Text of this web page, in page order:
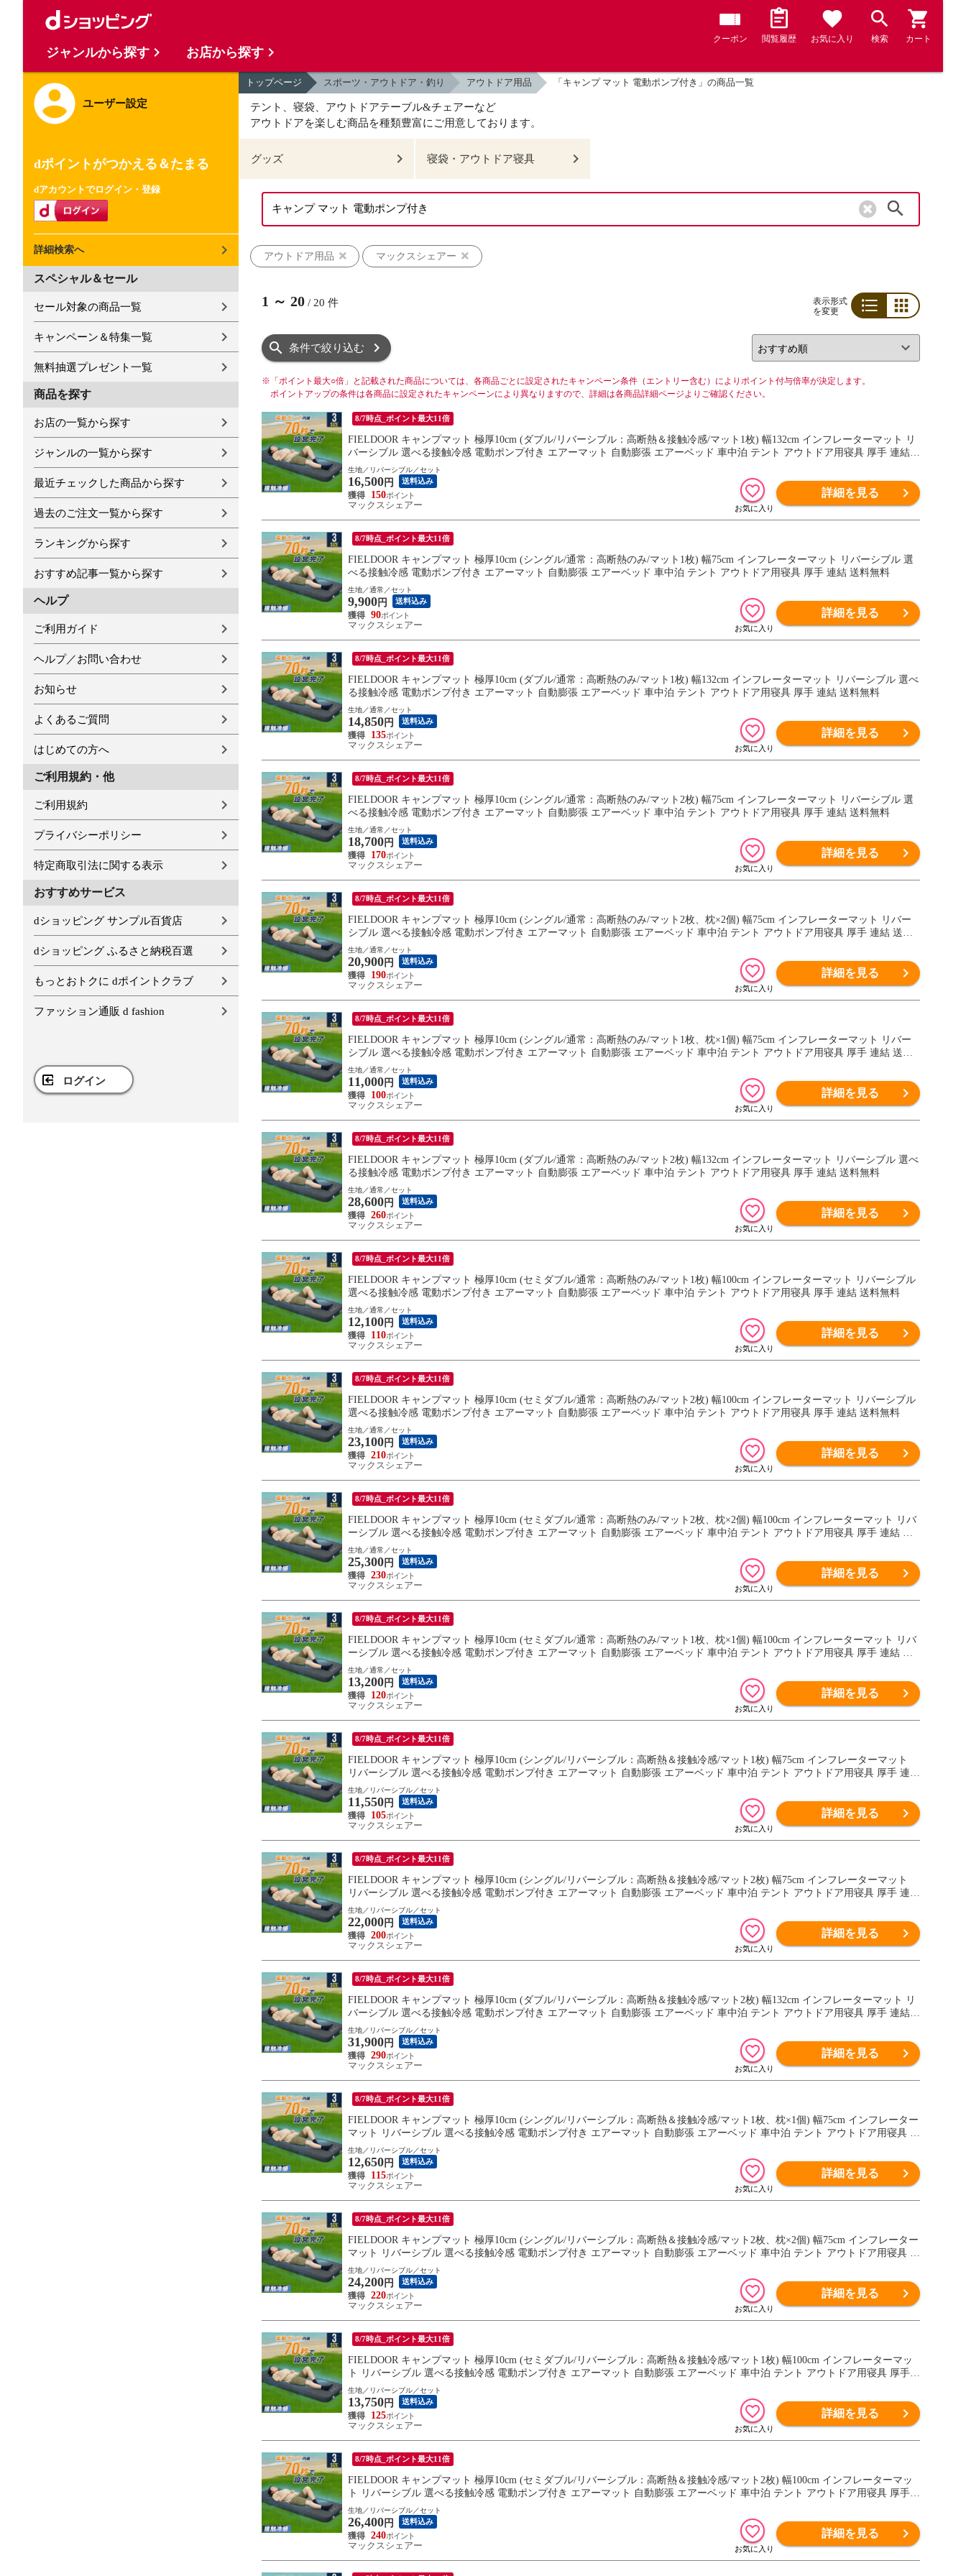
クーポン 閲覧履歴 お気に入り 検索 カート
ユーザー設定
dポイントがつかえる＆たまる
dアカウントでログイン・登録
詳細検索へ
スペシャル＆セール
セール対象の商品一覧
キャンペーン＆特集一覧
無料抽選プレゼント一覧
商品を探す
お店の一覧から探す
ジャンルの一覧から探す
最近チェックした商品から探す
過去のご注文一覧から探す
ランキングから探す
おすすめ記事一覧から探す
ヘルプ
ご利用ガイド
ヘルプ／お問い合わせ
お知らせ
よくあるご質問
はじめての方へ
ご利用規約・他
ご利用規約
プライバシーポリシー
特定商取引法に関する表示
おすすめサービス
dショッピング サンプル百貨店
dショッピング ふるさと納税百選
もっとおトクに dポイントクラブ
ファッション通販 d fashion
ログイン
トップページ スポーツ・アウトドア・釣り アウトドア用品 「キャンプ マット 電動ポンプ付き」の商品一覧
テント、寝袋、アウトドアテーブル&チェアーなど
アウトドアを楽しむ商品を種類豊富にご用意しております。
グッズ 寝袋・アウトドア寝具
アウトドア用品 マックスシェアー
1 ～ 20 / 20 件
表示形式
を変更
条件で絞り込む
※ 「ポイント最大○倍」と記載された商品については、各商品ごとに設定されたキャンペーン条件（エントリー含む）によりポイント付与倍率が決定します。
ポイントアップの条件は各商品に設定されたキャンペーンにより異なりますので、詳細は各商品詳細ページよりご確認ください。
8/7時点_ポイント最大11倍
FIELDOOR キャンプマット 極厚10cm (ダブル/リバーシブル：高断熱＆接触冷感/マット1枚) 幅132cm インフレーターマット リ
バーシブル 選べる接触冷感 電動ポンプ付き エアーマット 自動膨張 エアーベッド 車中泊 テント アウトドア用寝具 厚手 連結
送料無料
生地／リバーシブル／セット
16,500 円 送料込み
150
マックスシェアー
詳細を見る
8/7時点_ポイント最大11倍
FIELDOOR キャンプマット 極厚10cm (シングル/通常：高断熱のみ/マット1枚) 幅75cm インフレーターマット リバーシブル 選
べる接触冷感 電動ポンプ付き エアーマット 自動膨張 エアーベッド 車中泊 テント アウトドア用寝具 厚手 連結 送料無料
生地／通常／セット
9,900 円 送料込み
90
マックスシェアー
詳細を見る
8/7時点_ポイント最大11倍
FIELDOOR キャンプマット 極厚10cm (ダブル/通常：高断熱のみ/マット1枚) 幅132cm インフレーターマット リバーシブル 選べ
る接触冷感 電動ポンプ付き エアーマット 自動膨張 エアーベッド 車中泊 テント アウトドア用寝具 厚手 連結 送料無料
生地／通常／セット
14,850 円 送料込み
135
マックスシェアー
詳細を見る
8/7時点_ポイント最大11倍
FIELDOOR キャンプマット 極厚10cm (シングル/通常：高断熱のみ/マット2枚) 幅75cm インフレーターマット リバーシブル 選
べる接触冷感 電動ポンプ付き エアーマット 自動膨張 エアーベッド 車中泊 テント アウトドア用寝具 厚手 連結 送料無料
生地／通常／セット
18,700 円 送料込み
170
マックスシェアー
詳細を見る
8/7時点_ポイント最大11倍
FIELDOOR キャンプマット 極厚10cm (シングル/通常：高断熱のみ/マット2枚、枕×2個) 幅75cm インフレーターマット リバー
シブル 選べる接触冷感 電動ポンプ付き エアーマット 自動膨張 エアーベッド 車中泊 テント アウトドア用寝具 厚手 連結 送料
無料
生地／通常／セット
20,900 円 送料込み
190
マックスシェアー
詳細を見る
8/7時点_ポイント最大11倍
FIELDOOR キャンプマット 極厚10cm (シングル/通常：高断熱のみ/マット1枚、枕×1個) 幅75cm インフレーターマット リバー
シブル 選べる接触冷感 電動ポンプ付き エアーマット 自動膨張 エアーベッド 車中泊 テント アウトドア用寝具 厚手 連結 送料
無料
生地／通常／セット
11,000 円 送料込み
100
マックスシェアー
詳細を見る
8/7時点_ポイント最大11倍
FIELDOOR キャンプマット 極厚10cm (ダブル/通常：高断熱のみ/マット2枚) 幅132cm インフレーターマット リバーシブル 選べ
る接触冷感 電動ポンプ付き エアーマット 自動膨張 エアーベッド 車中泊 テント アウトドア用寝具 厚手 連結 送料無料
生地／通常／セット
28,600 円 送料込み
260
マックスシェアー
詳細を見る
8/7時点_ポイント最大11倍
FIELDOOR キャンプマット 極厚10cm (セミダブル/通常：高断熱のみ/マット1枚) 幅100cm インフレーターマット リバーシブル
選べる接触冷感 電動ポンプ付き エアーマット 自動膨張 エアーベッド 車中泊 テント アウトドア用寝具 厚手 連結 送料無料
生地／通常／セット
12,100 円 送料込み
110
マックスシェアー
詳細を見る
8/7時点_ポイント最大11倍
FIELDOOR キャンプマット 極厚10cm (セミダブル/通常：高断熱のみ/マット2枚) 幅100cm インフレーターマット リバーシブル
選べる接触冷感 電動ポンプ付き エアーマット 自動膨張 エアーベッド 車中泊 テント アウトドア用寝具 厚手 連結 送料無料
生地／通常／セット
23,100 円 送料込み
210
マックスシェアー
詳細を見る
8/7時点_ポイント最大11倍
FIELDOOR キャンプマット 極厚10cm (セミダブル/通常：高断熱のみ/マット2枚、枕×2個) 幅100cm インフレーターマット リバ
ーシブル 選べる接触冷感 電動ポンプ付き エアーマット 自動膨張 エアーベッド 車中泊 テント アウトドア用寝具 厚手 連結 送
料無料
生地／通常／セット
25,300 円 送料込み
230
マックスシェアー
詳細を見る
8/7時点_ポイント最大11倍
FIELDOOR キャンプマット 極厚10cm (セミダブル/通常：高断熱のみ/マット1枚、枕×1個) 幅100cm インフレーターマット リバ
ーシブル 選べる接触冷感 電動ポンプ付き エアーマット 自動膨張 エアーベッド 車中泊 テント アウトドア用寝具 厚手 連結 送
料無料
生地／通常／セット
13,200 円 送料込み
120
マックスシェアー
詳細を見る
8/7時点_ポイント最大11倍
FIELDOOR キャンプマット 極厚10cm (シングル/リバーシブル：高断熱＆接触冷感/マット1枚) 幅75cm インフレーターマット
リバーシブル 選べる接触冷感 電動ポンプ付き エアーマット 自動膨張 エアーベッド 車中泊 テント アウトドア用寝具 厚手 連結
送料無料
生地／リバーシブル／セット
11,550 円 送料込み
105
マックスシェアー
詳細を見る
8/7時点_ポイント最大11倍
FIELDOOR キャンプマット 極厚10cm (シングル/リバーシブル：高断熱＆接触冷感/マット2枚) 幅75cm インフレーターマット
リバーシブル 選べる接触冷感 電動ポンプ付き エアーマット 自動膨張 エアーベッド 車中泊 テント アウトドア用寝具 厚手 連結
送料無料
生地／リバーシブル／セット
22,000 円 送料込み
200
マックスシェアー
詳細を見る
8/7時点_ポイント最大11倍
FIELDOOR キャンプマット 極厚10cm (ダブル/リバーシブル：高断熱＆接触冷感/マット2枚) 幅132cm インフレーターマット リ
バーシブル 選べる接触冷感 電動ポンプ付き エアーマット 自動膨張 エアーベッド 車中泊 テント アウトドア用寝具 厚手 連結
送料無料
生地／リバーシブル／セット
31,900 円 送料込み
290
マックスシェアー
詳細を見る
8/7時点_ポイント最大11倍
FIELDOOR キャンプマット 極厚10cm (シングル/リバーシブル：高断熱＆接触冷感/マット1枚、枕×1個) 幅75cm インフレーター
マット リバーシブル 選べる接触冷感 電動ポンプ付き エアーマット 自動膨張 エアーベッド 車中泊 テント アウトドア用寝具 厚
手 連結 送料無料
生地／リバーシブル／セット
12,650 円 送料込み
115
マックスシェアー
詳細を見る
8/7時点_ポイント最大11倍
FIELDOOR キャンプマット 極厚10cm (シングル/リバーシブル：高断熱＆接触冷感/マット2枚、枕×2個) 幅75cm インフレーター
マット リバーシブル 選べる接触冷感 電動ポンプ付き エアーマット 自動膨張 エアーベッド 車中泊 テント アウトドア用寝具 厚
手 連結 送料無料
生地／リバーシブル／セット
24,200 円 送料込み
220
マックスシェアー
詳細を見る
8/7時点_ポイント最大11倍
FIELDOOR キャンプマット 極厚10cm (セミダブル/リバーシブル：高断熱＆接触冷感/マット1枚) 幅100cm インフレーターマッ
ト リバーシブル 選べる接触冷感 電動ポンプ付き エアーマット 自動膨張 エアーベッド 車中泊 テント アウトドア用寝具 厚手
連結 送料無料
生地／リバーシブル／セット
13,750 円 送料込み
125
マックスシェアー
詳細を見る
8/7時点_ポイント最大11倍
FIELDOOR キャンプマット 極厚10cm (セミダブル/リバーシブル：高断熱＆接触冷感/マット2枚) 幅100cm インフレーターマッ
ト リバーシブル 選べる接触冷感 電動ポンプ付き エアーマット 自動膨張 エアーベッド 車中泊 テント アウトドア用寝具 厚手
連結 送料無料
生地／リバーシブル／セット
26,400 円 送料込み
240
マックスシェアー
詳細を見る
ジャンルから探す お店から探す